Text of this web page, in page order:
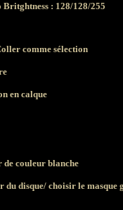
: 128/128/255
comme sélection
en calque
de couleur blanche
disque/ choisir le masque